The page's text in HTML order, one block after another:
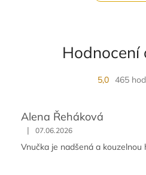
Hodnocení
5,0 465
Alena Řeháková
| 07.06.2026
Vnučka je nadšená a kouzelnou